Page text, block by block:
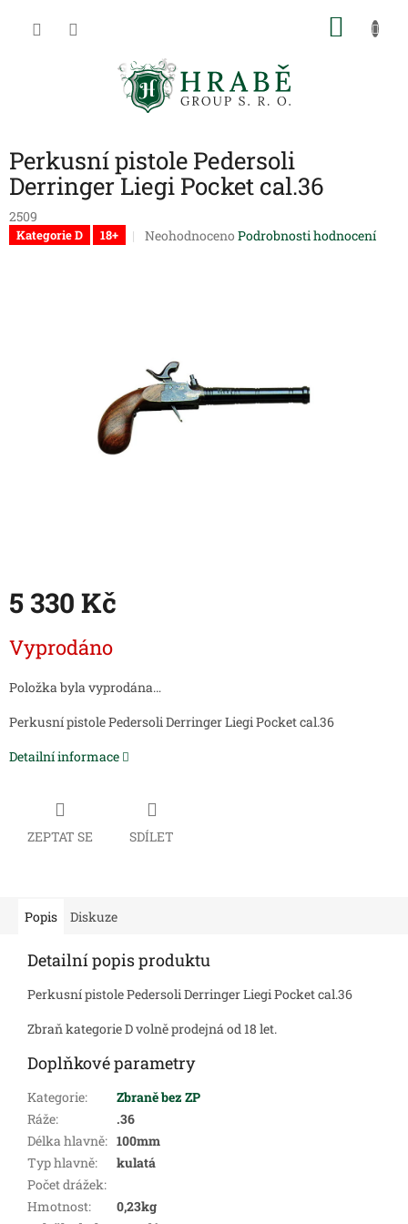
Perkusní pistole Pedersoli
Derringer Liegi Pocket cal.36
2509
Kategorie D 18+
Průměrné
Neohodnoceno Podrobnosti hodnocení
5 330 Kč
cena:
Vyprodáno
Položka byla vyprodána…
Perkusní pistole Pedersoli Derringer Liegi Pocket cal.36
Detailní informace
ZEPTAT SE SDÍLET
Popis Diskuze
Detailní popis produktu
Perkusní pistole Pedersoli Derringer Liegi Pocket cal.36
Zbraň kategorie D volně prodejná od 18 let.
Doplňkové parametry
Kategorie:
Zbraně bez ZP
Ráže:
.36
Délka hlavně: 100mm
Typ hlavně:
kulatá
Počet drážek:
Hmotnost:
0,23kg